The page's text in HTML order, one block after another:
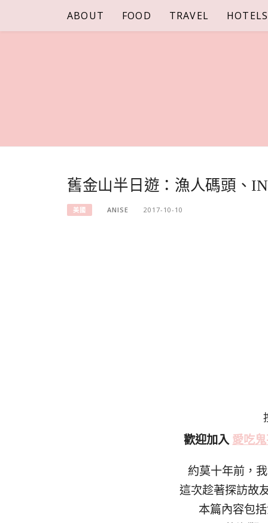
content
ABOUT FOOD TRAVEL HOTELS
舊金山半日遊：漁人碼頭、
美國 ANISE 2017-10-10
歡迎加入愛吃
約莫十年前，
這次趁著探訪故
本篇內容包